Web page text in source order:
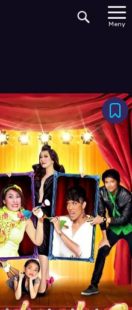
Meny